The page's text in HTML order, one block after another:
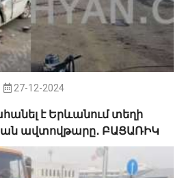
27-12-2024
է Երևանում տեղի
ավտովթարը․ ԲԱՑԱՌԻԿ